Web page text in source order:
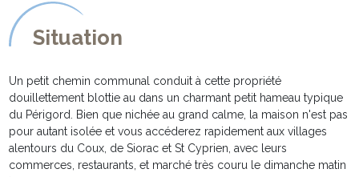
DESCRIPTION EXTERIEURE:
***********************
* Bien que la maison soit particulièrement charmante, c'est
alentours immédiats de la propriété.
* Du petit déjeuner au diner sous les étoiles, vous ne vous
lasserez pas de contempler la très belle vue sur la campagne
environnante, confortablement installés sur la terrasse équipée
d'une table de jardin, de 6 chaises et d'un indispensable
barbecue!
Situation
Un petit chemin communal conduit à cette propriété
douillettement blottie au dans un charmant petit hameau typique
du Périgord. Bien que nichée au grand calme, la maison n'est pas
pour autant isolée et vous accéderez rapidement aux villages
alentours du Coux, de Siorac et St Cyprien, avec leurs
commerces, restaurants, et marché très couru le dimanche matin